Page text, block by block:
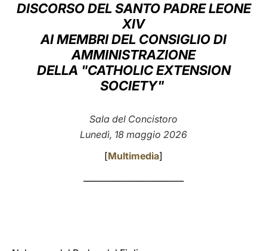
العربيّة
中文
LATINE
DISCORSO DEL SANTO PADRE LEONE
XIV
AI MEMBRI DEL CONSIGLIO DI
AMMINISTRAZIONE
DELLA "CATHOLIC EXTENSION
SOCIETY"
Sala del Concistoro
Lunedì, 18 maggio 2026
[Multimedia]